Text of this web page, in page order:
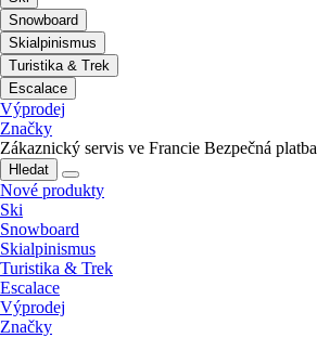
Snowboard
Skialpinismus
Turistika & Trek
Escalace
Výprodej
Značky
Zákaznický servis ve Francie Bezpečná platba
Hledat
Nové produkty
Ski
Snowboard
Skialpinismus
Turistika & Trek
Escalace
Výprodej
Značky